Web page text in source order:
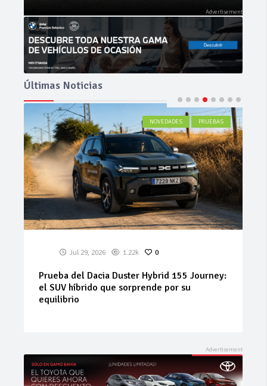
Últimas Noticias
NOVEDADES PRUEBAS
Jul 29, 2026 1.22k 0
Prueba del Dacia Duster Hybrid 155 Journey:
el SUV híbrido que sorprende por su
equilibrio